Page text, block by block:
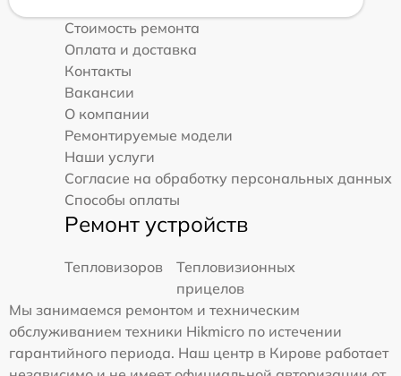
Стоимость ремонта
Оплата и доставка
Контакты
Вакансии
О компании
Ремонтируемые модели
Наши услуги
Согласие на обработку персональных данных
Способы оплаты
Ремонт устройств
Тепловизоров
Тепловизионных
прицелов
Мы занимаемся ремонтом и техническим
обслуживанием техники Hikmicro по истечении
гарантийного периода. Наш центр в Кирове работает